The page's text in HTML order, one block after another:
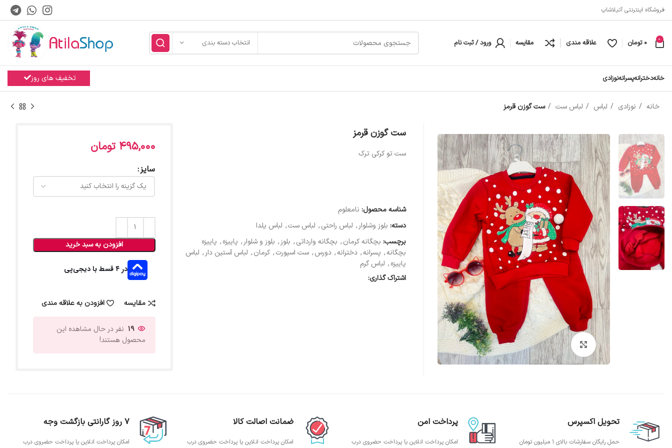
فروشگاه اینترنتی آتیلاشاپ
0
0 تومان علاقه مندی مقایسه ورود / ثبت نام انتخاب دسته بندی
خانهدخترانهپسرانهنوزادی تخفیف های روز
خانه نوزادی لباس لباس ست ست گوزن قرمز
بزرگنمایی تصویر
ست گوزن قرمز
ست تو کرکی ترک
شناسه محصول: نامعلوم
دسته: بلوز وشلوار , لباس راحتی, لباس ست, لباس یلدا
برچسب: بچگانه کرمان, بچگانه وارداتی, بلوز, بلوز و شلوار , پاییزه, پاییزه
بچگانه, پسرانه, دخترانه, دورس, ست اسپورت, کرمان, لباس آستین دار , لباس
پاییزه, لباس گرم
اشتراک گذاری:
495,000 تومان
سایز
افزودن به سبد خرید
در ۴ قسط با دیجی‌پی
مقایسه افزودن به علاقه مندی
19 نفر در حال مشاهده این
محصول هستند!
تحویل اکسپرس
حمل رایگان سفارشات بالای 1 میلیون تومان
پرداخت امن
امکان پرداخت انلاین یا پرداخت حضروی درب
ضمانت اصالت کالا
امکان پرداخت انلاین یا پرداخت حضروی درب
7 روز گارانتی بازگشت وجه
امکان پرداخت انلاین یا پرداخت حضروی درب